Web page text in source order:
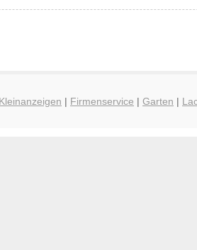
Kleinanzeigen | Firmenservice | Garten |